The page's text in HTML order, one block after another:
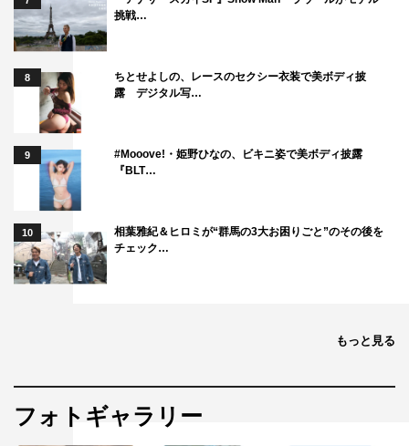
挑戦…
8
ちとせよしの、レースのセクシー衣装で美ボディ披
露 デジタル写…
9
#Mooove!・姫野ひなの、ビキニ姿で美ボディ披露
『BLT…
10
相葉雅紀＆ヒロミが“群馬の3大お困りごと”のその後を
チェック…
もっと見る
フォトギャラリー